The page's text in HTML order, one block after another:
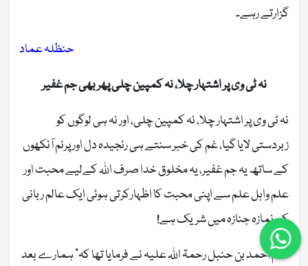
گزارتے رہے۔
حنظلہ عماد
نہ ٹی وی پر اشتہار چلا، نہ کمپین چلی پھر بھی جم غفیر
نہ ٹی وی پر اشتہار چلا، نہ کمپین چلی، اور نہ ہی لوگوں کو
زبردستی لایا گیا، غم کی خبر سنتے ہی رنجیدہ دل اور پرنم آنکھوں
کے ساتھ یہ جم غفیر، یہ مخلوق خدا صرف اللہ کےلیے محبت اور
علم واہل علم سے اپنی محبت کا اظہارکرتی ہوئی ایک عالم ربانی
کی نمازہ جنازہ میں شریک ہے!
امام احمد بن حنبل رحمۃ اللہ علیہ نے فرمایا تھا کہ” ہمارے بعد